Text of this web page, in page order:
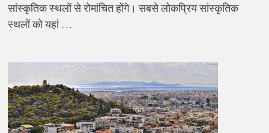
सांस्कृतिक स्थलों से रोमांचित होंगे। सबसे लोकप्रिय सांस्कृतिक
स्थलों को यहां …